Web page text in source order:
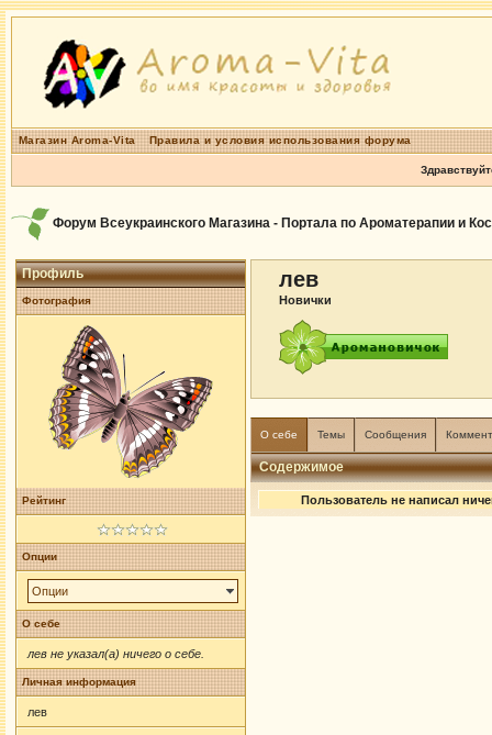
Магазин Aroma-Vita Правила и условия использования форума
Форум Всеукраинского Магазина - Портала по Ароматерапии и
Профиль
Фотография
Рейтинг
Опции
Опции
О себе
лев не указал(а) ничего о себе.
Личная информация
лев
лев
Новички
О себе Темы Сообщения
Содержимое
Пользователь не написал